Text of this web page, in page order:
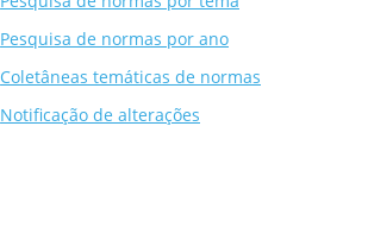
Pesquisa de normas por ano
Coletâneas temáticas de normas
Notificação de alterações